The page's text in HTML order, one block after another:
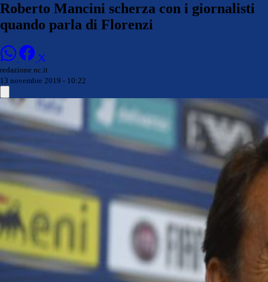
Roberto Mancini scherza con i giornalisti
quando parla di Florenzi
redazione nc.it
13 novembre 2019 - 10:22